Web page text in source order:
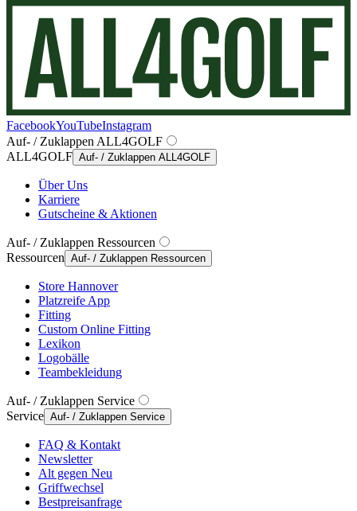
FacebookYouTubeInstagram
Auf- / Zuklappen ALL4GOLF
ALL4GOLF Auf- / Zuklappen ALL4GOLF
Über Uns
Karriere
Gutscheine & Aktionen
Auf- / Zuklappen Ressourcen
Ressourcen Auf- / Zuklappen Ressourcen
Store Hannover
Platzreife App
Fitting
Custom Online Fitting
Lexikon
Logobälle
Teambekleidung
Auf- / Zuklappen Service
Service Auf- / Zuklappen Service
FAQ & Kontakt
Newsletter
Alt gegen Neu
Griffwechsel
Bestpreisanfrage